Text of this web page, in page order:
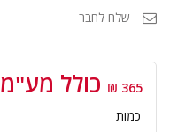
שלח לחבר
365 ₪ כולל מע"מ
כמות